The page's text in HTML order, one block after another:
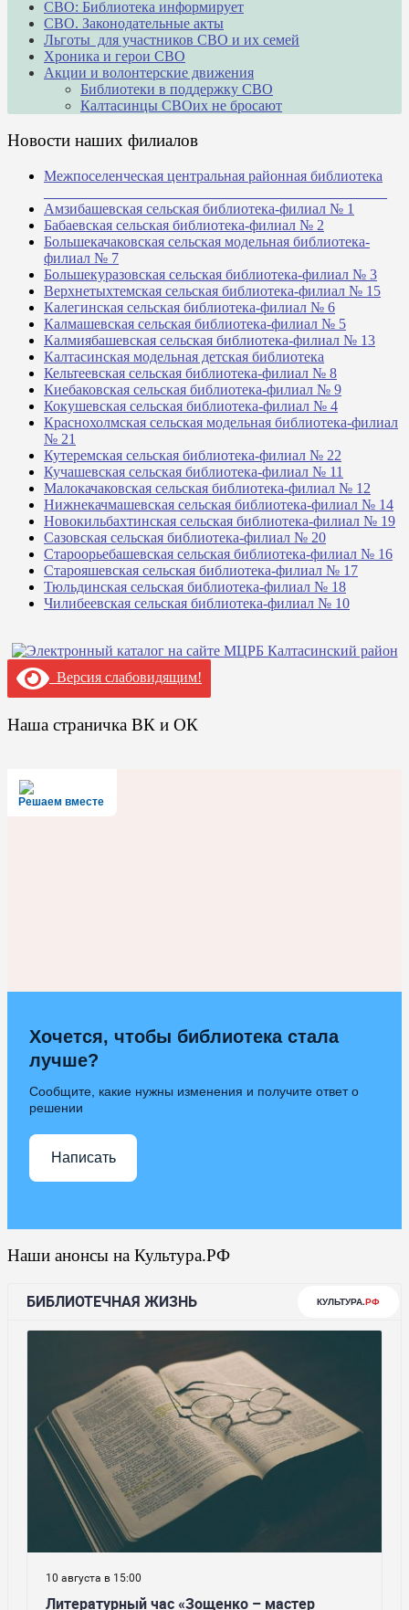
СВО: Библиотека информирует
СВО. Законодательные акты
Льготы для участников СВО и их семей
Хроника и герои СВО
Акции и волонтерские движения
Библиотеки в поддержку СВО
Калтасинцы СВОих не бросают
Новости наших филиалов
Межпоселенческая центральная районная библиотека
Амзибашевская сельская библиотека-филиал № 1
Бабаевская сельская библиотека-филиал № 2
Большекачаковская сельская модельная библиотека-
филиал № 7
Большекуразовская сельская библиотека-филиал № 3
Верхнетыхтемская сельская библиотека-филиал № 15
Калегинская сельская библиотека-филиал № 6
Калмашевская сельская библиотека-филиал № 5
Калмиябашевская сельская библиотека-филиал № 13
Калтасинская модельная детская библиотека
Кельтеевская сельская библиотека-филиал № 8
Киебаковская сельская библиотека-филиал № 9
Кокушевская сельская библиотека-филиал № 4
Краснохолмская сельская модельная библиотека-филиал
№ 21
Кутеремская сельская библиотека-филиал № 22
Кучашевская сельская библиотека-филиал № 11
Малокачаковская сельская библиотека-филиал № 12
Нижнекачмашевская сельская библиотека-филиал № 14
Новокильбахтинская сельская библиотека-филиал № 19
Сазовская сельская библиотека-филиал № 20
Староорьебашевская сельская библиотека-филиал № 16
Старояшевская сельская библиотека-филиал № 17
Тюльдинская сельская библиотека-филиал № 18
Чилибеевская сельская библиотека-филиал № 10
Версия слабовидящим!
Наша страничка ВК и ОК
Решаем вместе
Хочется, чтобы библиотека стала
лучше?
Сообщите, какие нужны изменения и получите ответ о
решении
Написать
Наши анонсы на Культура.РФ